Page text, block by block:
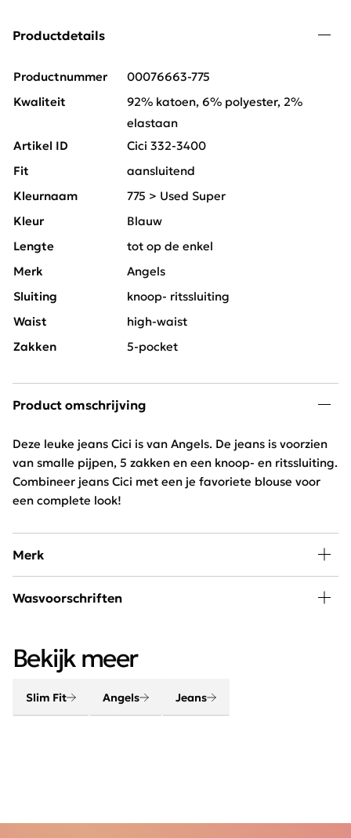
Productdetails
Productnummer
00076663-775
Kwaliteit
92% katoen, 6% polyester, 2%
elastaan
Artikel ID
Cici 332-3400
Fit
aansluitend
Kleurnaam
775 > Used Super
Kleur
Blauw
Lengte
tot op de enkel
Merk
Angels
Sluiting
knoop- ritssluiting
Waist
high-waist
Zakken
5-pocket
Product omschrijving
Deze leuke jeans Cici is van Angels. De jeans is voorzien
van smalle pijpen, 5 zakken en een knoop- en ritssluiting.
Combineer jeans Cici met een je favoriete blouse voor
een complete look!
Merk
Bij Schijvens mode vind je een uitgebreide collectie van
materiaal, de Curvy- en de Comfort jeans zijn broeken
van Angels Jeans heerlijk te dragen.
Wasvoorschriften
binnenstebuiten wassen en strijken
Bekijk meer
Slim Fit Angels Jeans